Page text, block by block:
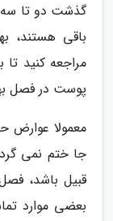
گذشت دو تا
باقی
مراجعه کنید
پوست در فصل
معمولا عوارض
جا ختم نمی
قبیل باشد،
بعضی موارد